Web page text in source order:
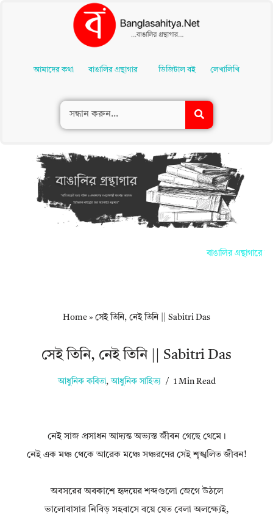
Contentআমাদের কথা বাঙালির গ্রন্থাগার ডিজিটাল বই লেখালিখি
বাঙালির গ্রন্থাগারে
Home » সেই তিনি, নেই তিনি || Sabitri Das
সেই তিনি, নেই তিনি || Sabitri Das
আধুনিক কবিতা, আধুনিক সাহিত্য 1 Min Read
নেই সাজ প্রসাধন আদ্যন্ত অভ্যস্ত জীবন গেছে থেমে।
নেই এক মঞ্চ থেকে আরেক মঞ্চে সঞ্চরণের সেই শৃঙ্খলিত জীবন!
অবসরের অবকাশে হৃদয়ের শব্দগুলো জেগে উঠলে
ভালোবাসার নিবিড় সহবাসে বয়ে যেত বেলা অলক্ষ্যেই,